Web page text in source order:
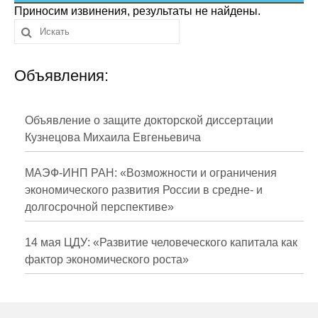
Сотрудники
Отчетность
Противодействие коррупции
Публикации
Научная жизнь
Издания
Проблемы прогнозирования
О журнале
Приносим извинения, результаты не найдены.
Объявления:
Объявление о защите докторской диссертации
Кузнецова Михаила Евгеньевича
МАЭФ-ИНП РАН: «Возможности и ограничения
экономического развития России в средне- и
долгосрочной перспективе»
14 мая ЦДУ: «Развитие человеческого капитала как
фактор экономического роста»